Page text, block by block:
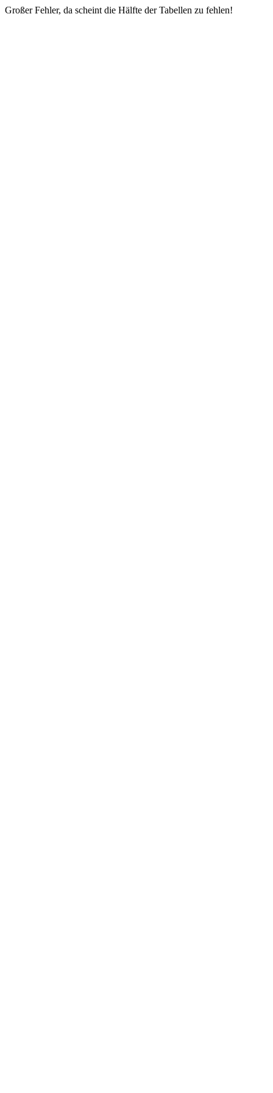
Großer Fehler, da scheint die Hälfte der Tabellen zu fehlen!